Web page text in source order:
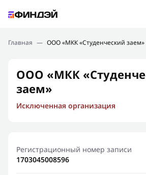
Подбор займа
Новости
Финансовое просвещение
Главная — ООО «МКК «Студенческий заем»
ООО «МКК
заем»
Исключенная организация
Регистрационный номер записи
1703045008596
Ошибка:Контактная форма не
Спасибо, что написали нам
Мы свяжемся с Вами в ближайшее
результат